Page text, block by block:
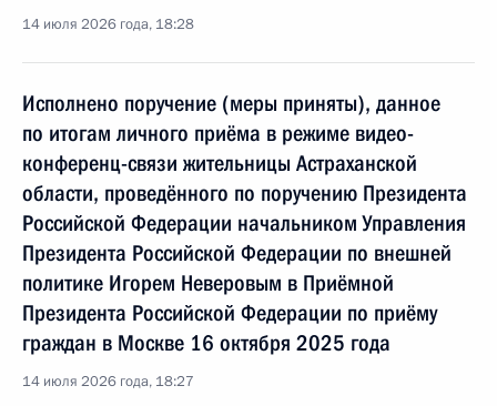
14 июля 2026 года, 18:28
Исполнено поручение (меры приняты), данное
по итогам личного приёма в режиме видео-
конференц-связи жительницы Астраханской
области, проведённого по поручению Президента
Российской Федерации начальником Управления
Президента Российской Федерации по внешней
политике Игорем Неверовым в Приёмной
Президента Российской Федерации по приёму
граждан в Москве 16 октября 2025 года
14 июля 2026 года, 18:27